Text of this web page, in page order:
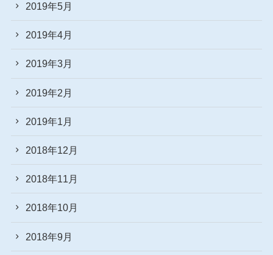
2019年5月
2019年4月
2019年3月
2019年2月
2019年1月
2018年12月
2018年11月
2018年10月
2018年9月